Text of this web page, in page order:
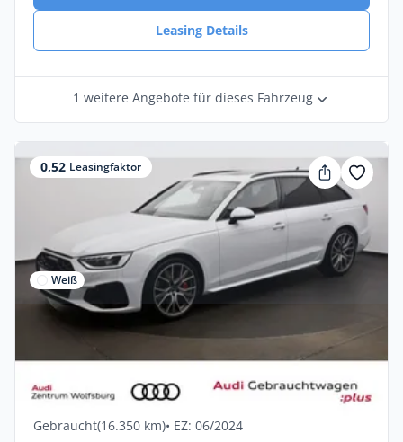
Leasing Details
1 weitere Angebote für dieses Fahrzeug
0,52 Leasingfaktor
Weiß
Gewerbe & Privat
Audi S4 Avant 3.0 TDI Tiptronic quattro
Standhzg/Pano
Automatik •341 PS (251 kW)
Gebraucht(16.350 km)• EZ: 06/2024